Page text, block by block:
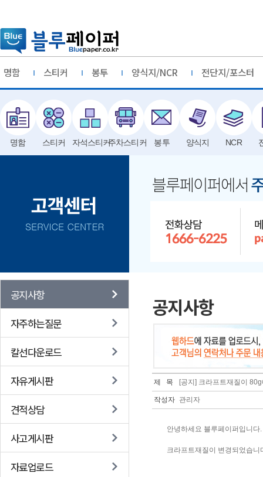
명함 스티커 봉투 양식지/NCR 전단지/포스터
명함 스티커 자석스티커주차스티커 봉투 양식지 NCR
공지사항
자주하는질문
칼선다운로드
자유게시판
견적상담
사고게시판
자료업로드
공지사항
제 목 [공지] 크라프트재질이
작성자 관리자
안녕하세요 블루페이퍼입니다.
크라프트재질이 변경되었습